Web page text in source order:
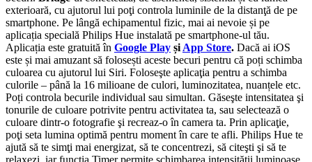
exterioară, cu ajutorul lui poţi controla luminile de la distanţă de pe
smartphone. Pe lângă echipamentul fizic, mai ai nevoie și pe
aplicația specială Philips Hue instalată pe smartphone-ul tău.
Aplicația este gratuită în Google Play și App Store. Dacă ai iOS
este și mai amuzant să folosești aceste becuri pentru că poți schimba
culoarea cu ajutorul lui Siri. Foloseşte aplicaţia pentru a schimba
culorile – până la 16 milioane de culori, luminozitatea, nuanțele etc.
Poți controla becurile individual sau simultan. Găseşte intensitatea şi
tonurile de culoare potrivite pentru activitatea ta, sau selectează o
culoare dintr-o fotografie şi recreaz-o în camera ta. Prin aplicaţie,
poţi seta lumina optimă pentru moment în care te afli. Philips Hue te
ajută să te simţi mai energizat, să te concentrezi, să citeşti şi să te
relaxezi, iar funcția Timer permite schimbarea intensității luminoase